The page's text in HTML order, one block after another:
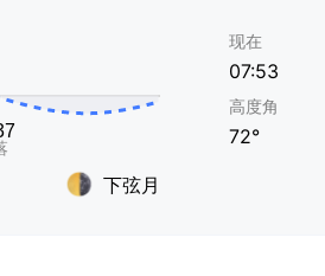
下弦月
现在
07:53
高度角
72°